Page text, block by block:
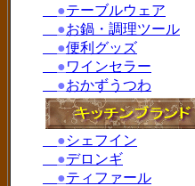
●テーブルウェア
●お鍋・調理ツール
●便利グッズ
●ワインセラー
●おかずうつわ
●シェフイン
●デロンギ
●ティファール